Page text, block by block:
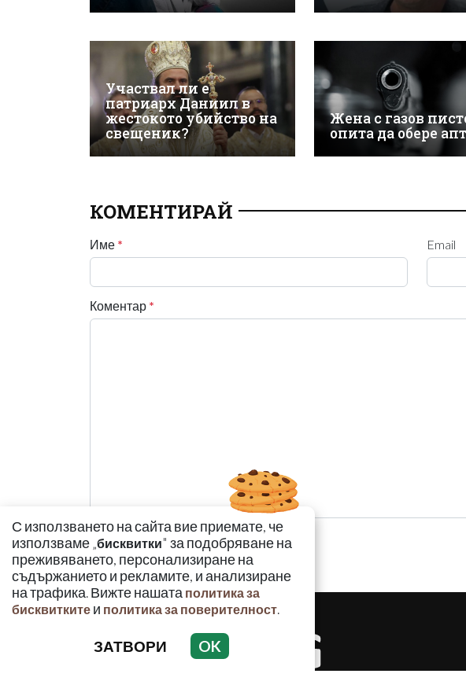
Участвал ли е
патриарх Даниил в
жестокото убийство на
свещеник?
Жена с газов
опита да обере
КОМЕНТИРАЙ
Име * Email
Коментар *
С използването на сайта вие приемате, че
използваме „бисквитки" за подобряване на
преживяването, персонализиране на
съдържанието и рекламите, и анализиране
на трафика. Вижте нашата политика за
бисквитките и политика за поверителност.
ЗАТВОРИ OK